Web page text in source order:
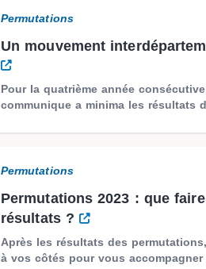
Permutations
Un mouvement
Pour la quatrième année
communique a minima les résultats
Permutations
Permutations 2023 : que
résultats ?
Après les résultats des
à vos côtés pour vous accompagner